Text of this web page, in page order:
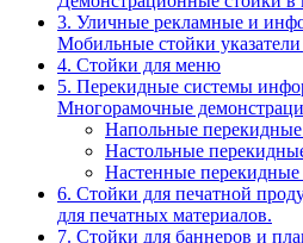
3. Уличные рекламные и
Мобильные стойки
4. Стойки для меню
5. Перекидные системы
Многорамочные
Напольные
Настольные
Настенные
6. Стойки для печатной
для печатных материалов.
7. Стойки для баннеров и